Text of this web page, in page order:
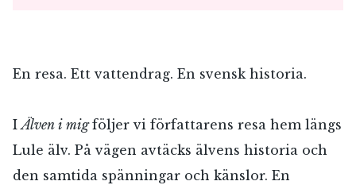
En resa. Ett vattendrag. En svensk historia.
IÄlven i migföljer vi författarens resa hem längs
Lule älv. På vägen avtäcks älvens historia och
den samtida spänningar och känslor. En